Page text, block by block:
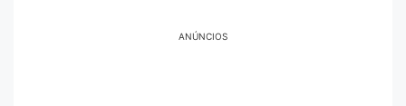
ANÚNCIOS